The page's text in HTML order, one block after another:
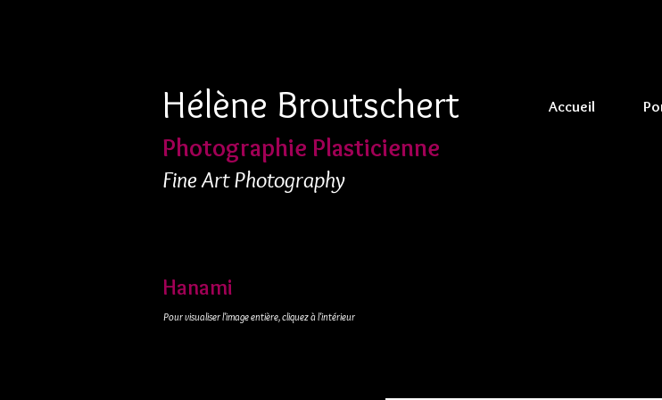
Hélène Broutschert
Photographie Plasticienne
Fine Art Photography
Accueil
Hanami
Pour visualiser l'image entière, cliquez à l'intérieur